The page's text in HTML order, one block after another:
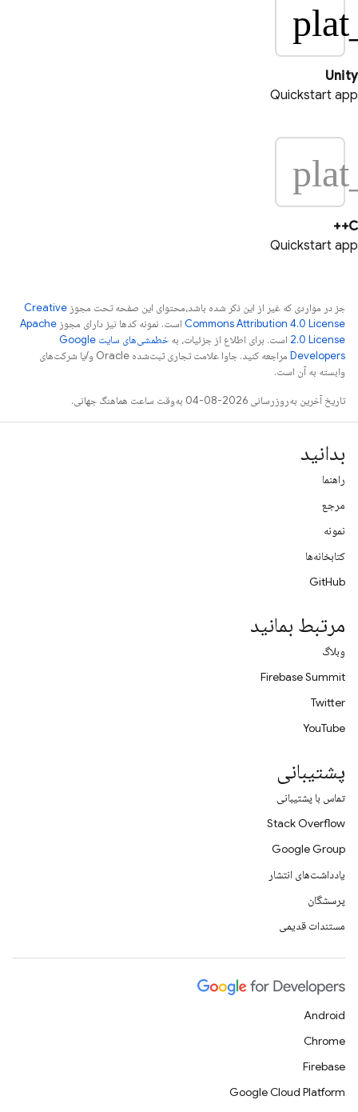
Unity
Quickstart app
C++
Quickstart app
جز در مواردی که غیر از این ذکر شده باشد،‌محتوای این صفحه تحت مجوز Creative
Commons Attribution 4.0 License است. نمونه کدها نیز دارای مجوز Apache
2.0 License است. برای اطلاع از جزئیات، به
خطمشی‌های سایت Google
Developers‏
مراجعه کنید. جاوا علامت تجاری ثبت‌شده Oracle و/یا شرکت‌های
وابسته به آن است.
تاریخ آخرین به‌روزرسانی 2026-08-04 به‌وقت ساعت هماهنگ جهانی.
بدانید
راهنما
مرجع
نمونه
کتابخانه‌ها
GitHub
مرتبط بمانید
وبلاگ
Firebase Summit
Twitter
YouTube
پشتیبانی
تماس با پشتیبانی
Stack Overflow
Google Group
یادداشت‌های انتشار
پرسشگان
مستندات قدیمی
Android
Chrome
Firebase
Google Cloud Platform